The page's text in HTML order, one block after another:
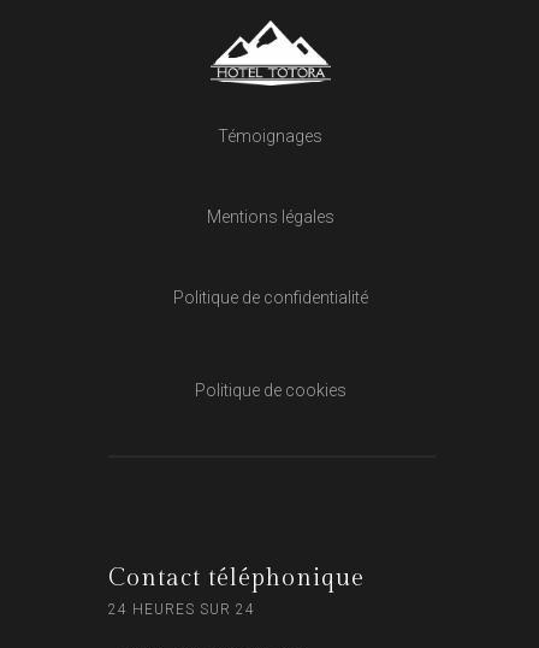
Témoignages
Mentions légales
Politique de confidentialité
Politique de cookies
Contact téléphonique
24 HEURES SUR 24